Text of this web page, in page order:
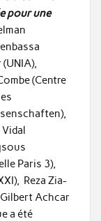
pour une
(Centre
Paris 3),
Reza Zia-
Gilbert Achcar
a été